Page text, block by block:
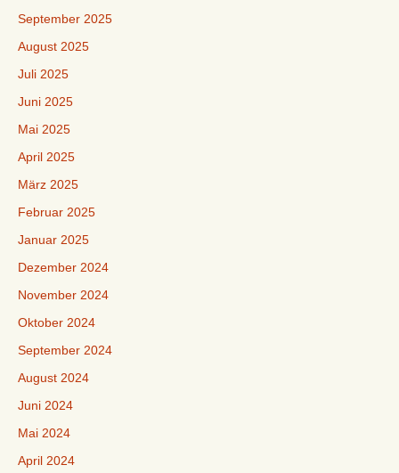
September 2025
August 2025
Juli 2025
Juni 2025
Mai 2025
April 2025
März 2025
Februar 2025
Januar 2025
Dezember 2024
November 2024
Oktober 2024
September 2024
August 2024
Juni 2024
Mai 2024
April 2024